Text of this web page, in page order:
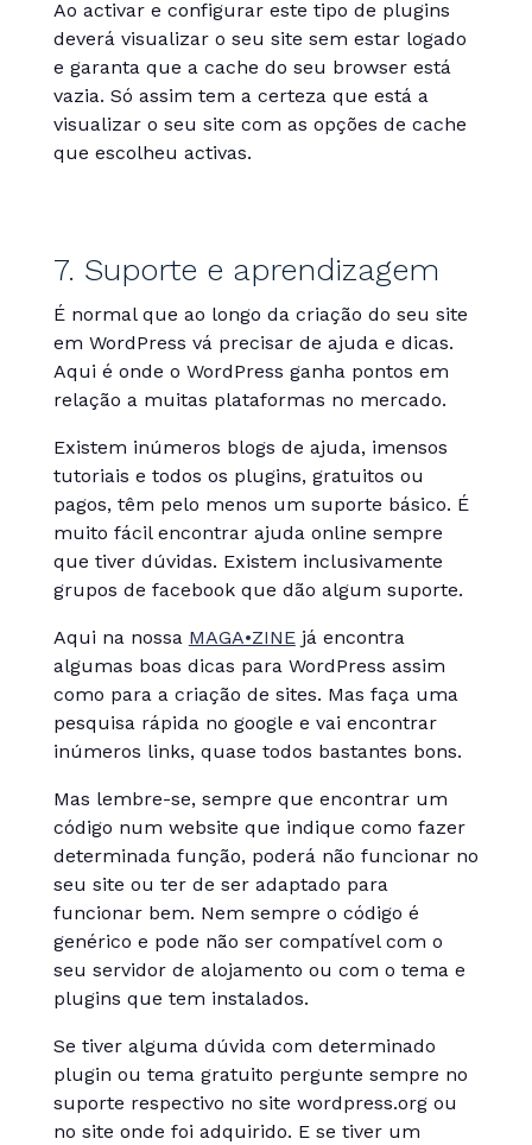
Ao activar e configurar este tipo de plugins
deverá visualizar o seu site sem estar logado
e garanta que a cache do seu browser está
vazia. Só assim tem a certeza que está a
visualizar o seu site com as opções de cache
que escolheu activas.
7. Suporte e aprendizagem
É normal que ao longo da criação do seu site
em WordPress vá precisar de ajuda e dicas.
Aqui é onde o WordPress ganha pontos em
relação a muitas plataformas no mercado.
Existem inúmeros blogs de ajuda, imensos
tutoriais e todos os plugins, gratuitos ou
pagos, têm pelo menos um suporte básico. É
muito fácil encontrar ajuda online sempre
que tiver dúvidas. Existem inclusivamente
grupos de facebook que dão algum suporte.
Aqui na nossa MAGA•ZINEjá encontra
algumas boas dicas para WordPress assim
como para a criação de sites. Mas faça uma
pesquisa rápida no google e vai encontrar
inúmeros links, quase todos bastantes bons.
Mas lembre-se, sempre que encontrar um
código num website que indique como fazer
determinada função, poderá não funcionar no
seu site ou ter de ser adaptado para
funcionar bem. Nem sempre o código é
genérico e pode não ser compatível com o
seu servidor de alojamento ou com o tema e
plugins que tem instalados.
Se tiver alguma dúvida com determinado
plugin ou tema gratuito pergunte sempre no
suporte respectivo no site wordpress.org ou
no site onde foi adquirido. E se tiver um